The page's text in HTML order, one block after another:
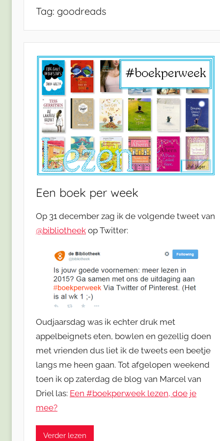
Tag: goodreads
Een boek per week
Op 31 december zag ik de volgende tweet van
@bibliotheek op Twitter:
Oudjaarsdag was ik echter druk met
appelbeignets eten, bowlen en gezellig doen
met vrienden dus liet ik de tweets een beetje
langs me heen gaan. Tot afgelopen weekend
toen ik op zaterdag de blog van Marcel van
Driel las: Een #boekperweek lezen, doe je
mee?
Verder lezen